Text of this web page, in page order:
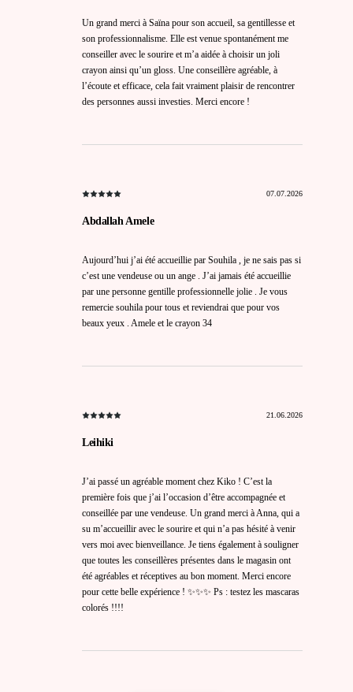
Un grand merci à Saïna pour son accueil, sa gentillesse et
son professionnalisme. Elle est venue spontanément me
conseiller avec le sourire et m’a aidée à choisir un joli
crayon ainsi qu’un gloss. Une conseillère agréable, à
l’écoute et efficace, cela fait vraiment plaisir de rencontrer
des personnes aussi investies. Merci encore !
07.07.2026
Abdallah Amele
Aujourd’hui j’ai été accueillie par Souhila , je ne sais pas si
c’est une vendeuse ou un ange . J’ai jamais été accueillie
par une personne gentille professionnelle jolie . Je vous
remercie souhila pour tous et reviendrai que pour vos
beaux yeux . Amele et le crayon 34
21.06.2026
Leihiki
J’ai passé un agréable moment chez Kiko ! C’est la
première fois que j’ai l’occasion d’être accompagnée et
conseillée par une vendeuse. Un grand merci à Anna, qui a
su m’accueillir avec le sourire et qui n’a pas hésité à venir
vers moi avec bienveillance. Je tiens également à souligner
que toutes les conseillères présentes dans le magasin ont
été agréables et réceptives au bon moment. Merci encore
pour cette belle expérience ! ✨✨✨ Ps : testez les mascaras
colorés !!!!